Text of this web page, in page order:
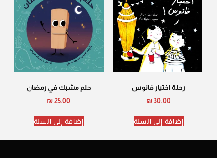
رحلة اختيار فانوس
₪30.00
إضافة إلى السلة
حلم مشبك في رمضان
₪25.00
إضافة إلى السلة